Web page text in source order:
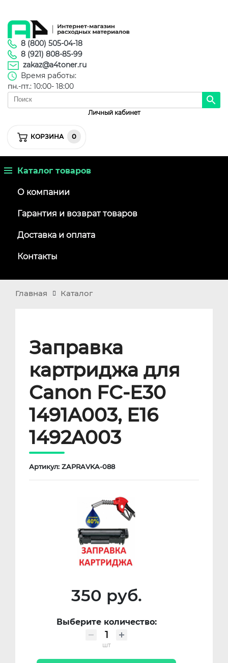
8 (800) 505-04-18
8 (921) 808-85-99
zakaz@a4toner.ru
Время работы:
пн.-пт.: 10:00- 18:00
Личный кабинет
КОРЗИНА 0
Каталог товаров
О компании
Гарантия и возврат товаров
Доставка и оплата
Контакты
Главная Каталог
Заправка
картриджа для
Canon FC-E30
1491A003, E16
1492A003
Артикул: ZAPRAVKA-088
350 руб.
Выберите количество:
шт